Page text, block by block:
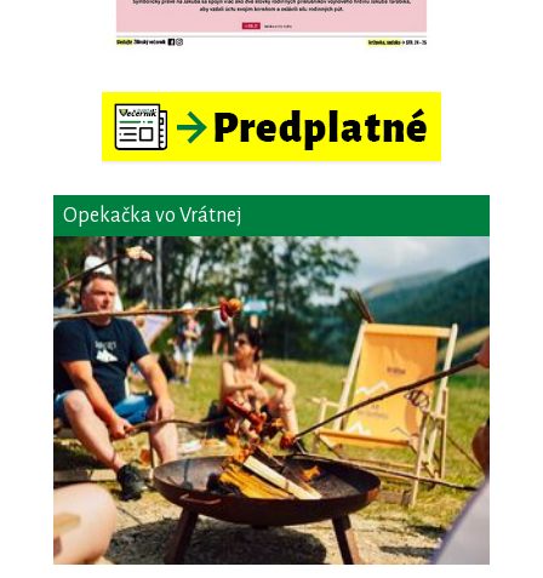
Opekačka vo Vrátnej